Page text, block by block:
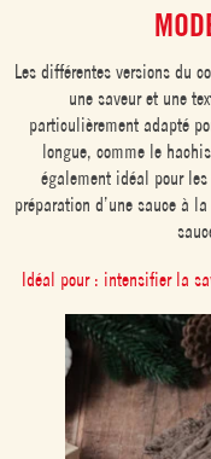
Les différentes versions du
une saveur et une
particulièrement adapté
longue, comme le
également idéal pour
préparation d’une sauce à
Idéal pour : intensifier la